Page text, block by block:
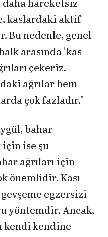
daha hareketsiz
kaslardaki aktif
Bu nedenle, genel
arasında 'kas
çekeriz.
ağrılar hem
çok fazladır."
bahar
için ise şu
ağrıları için
önemlidir. Kası
gevşeme egzersizi
yöntemdir. Ancak,
kendi kendine